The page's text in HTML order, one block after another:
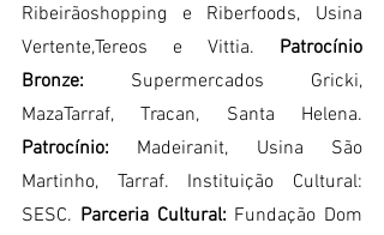
Ribeirãoshopping e Riberfoods, Usina
Vertente,Tereos e Vittia. Patrocínio
Bronze: Supermercados Gricki,
Patrocínio: Madeiranit, Usina São
Martinho, Tarraf. Instituição Cultural:
SESC. Parceria Cultural: Fundação Dom